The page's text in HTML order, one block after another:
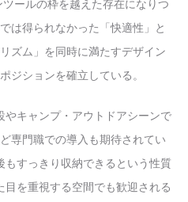
ールの枠を越えた存在になりつ
は得られなかった「快適性」と
ズム」を同時に満たすデザイン
ジションを確立している。
キャンプ・アウトドアシーンで
専門職での導入も期待されてい
もすっきり収納できるという性質
を重視する空間でも歓迎される